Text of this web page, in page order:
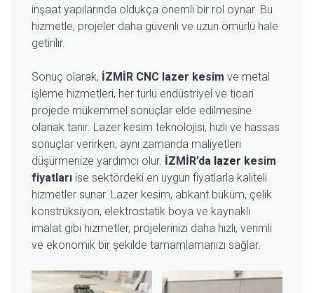
inşaat yapılarında oldukça önemli bir rol oynar. Bu
hizmetle, projeler daha güvenli ve uzun ömürlü hale
getirilir.
Sonuç olarak, İZMİR CNC lazer kesim ve metal
işleme hizmetleri, her türlü endüstriyel ve ticari
projede mükemmel sonuçlar elde edilmesine
olanak tanır. Lazer kesim teknolojisi, hızlı ve hassas
sonuçlar verirken, aynı zamanda maliyetleri
düşürmenize yardımcı olur. İZMİR’da lazer kesim
fiyatları ise sektördeki en uygun fiyatlarla kaliteli
hizmetler sunar. Lazer kesim, abkant büküm, çelik
konstrüksiyon, elektrostatik boya ve kaynaklı
imalat gibi hizmetler, projelerinizi daha hızlı, verimli
ve ekonomik bir şekilde tamamlamanızı sağlar.